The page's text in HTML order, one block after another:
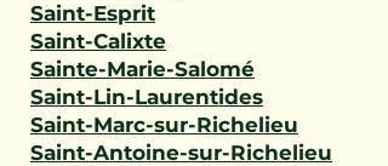
Saint-Esprit
Saint-Calixte
Sainte-Marie-Salomé
Saint-Lin-Laurentides
Saint-Marc-sur-Richelieu
Saint-Antoine-sur-Richelieu